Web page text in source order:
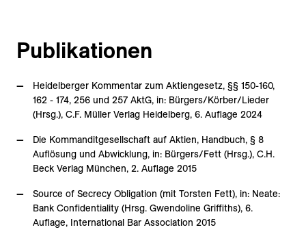
Publikationen
Heidelberger Kommentar zum Aktiengesetz, §§ 150-160,
162 - 174, 256 und 257 AktG, in: Bürgers/Körber/Lieder
(Hrsg.), C.F. Müller Verlag Heidelberg, 6. Auflage 2024
Die Kommanditgesellschaft auf Aktien, Handbuch, § 8
Auflösung und Abwicklung, in: Bürgers/Fett (Hrsg.), C.H.
Beck Verlag München, 2. Auflage 2015
Source of Secrecy Obligation (mit Torsten Fett), in: Neate:
Bank Confidentiality (Hrsg. Gwendoline Griffiths), 6.
Auflage, International Bar Association 2015